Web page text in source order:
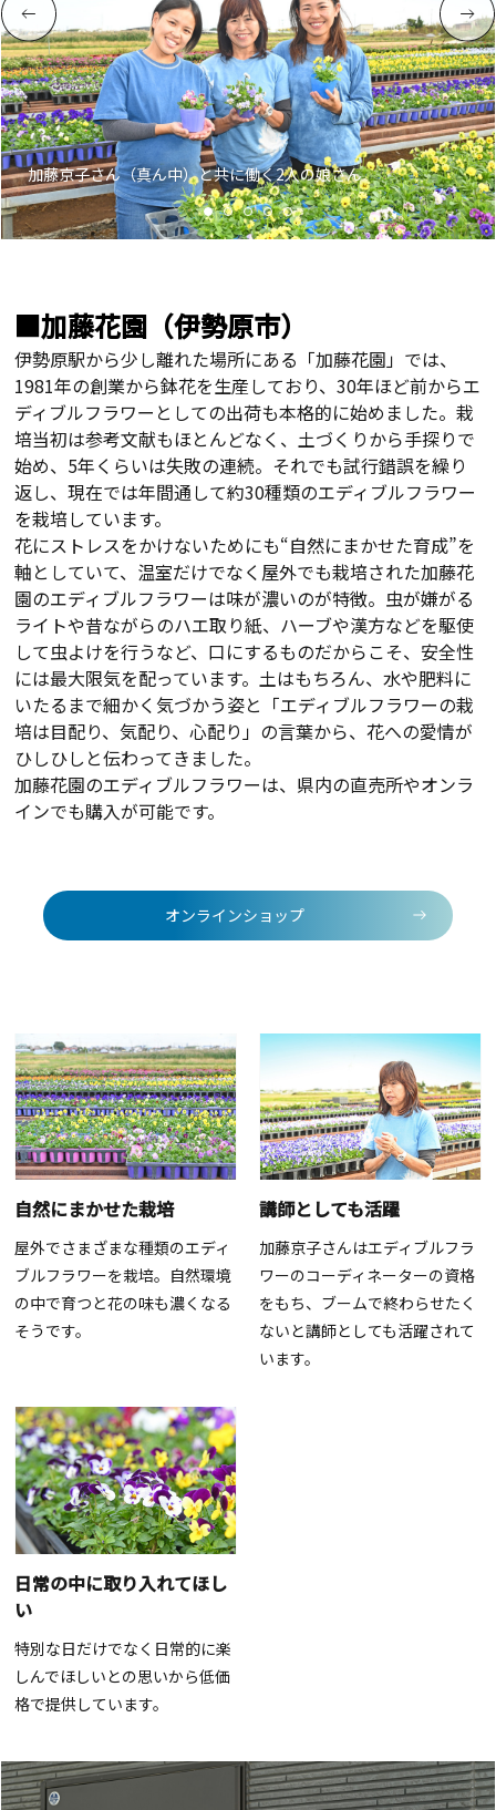
加藤京子さん（真ん中）と共に働く2人の娘さん
■加藤花園（伊勢原市）
伊勢原駅から少し離れた場所にある「加藤花園」では、
1981年の創業から鉢花を生産しており、30年ほど前からエ
ディブルフラワーとしての出荷も本格的に始めました。栽
培当初は参考文献もほとんどなく、土づくりから手探りで
始め、 5年くらいは失敗の連続。それでも試行錯誤を繰り
返し、現在では年間通して約30種類のエディブルフラワー
を栽培しています。
花にストレスをかけないためにも“自然にまかせた育成”を
軸としていて、温室だけでなく屋外でも栽培された加藤花
園のエディブルフラワーは味が濃いのが特徴。虫が嫌がる
ライトや昔ながらのハエ取り紙、ハーブや漢方などを駆使
して虫よけを行うなど、口にするものだからこそ、安全性
には最大限気を配っています。土はもちろん、水や肥料に
いたるまで細かく気づかう姿と「エディブルフラワーの栽
培は目配り、気配り、心配り」の言葉から、花への愛情が
ひしひしと伝わってきました。
加藤花園のエディブルフラワーは、県内の直売所やオンラ
インでも購入が可能です。
オンラインショップ
自然にまかせた栽培
屋外でさまざまな種類のエディ
ブルフラワーを栽培。自然環境
の中で育つと花の味も濃くなる
そうです。
講師としても活躍
加藤京子さんはエディブルフラ
ワーのコーディネーターの資格
をもち、ブームで終わらせたく
ないと講師としても活躍されて
います。
日常の中に取り入れてほし
い
特別な日だけでなく日常的に楽
しんでほしいとの思いから低価
格で提供しています。